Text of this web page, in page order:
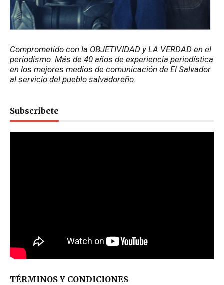
Comprometido con la OBJETIVIDAD y LA VERDAD en el
periodismo. Más de 40 años de experiencia periodística
en los mejores medios de comunicación de El Salvador
al servicio del pueblo salvadoreño.
Subscribete
TÉRMINOS Y CONDICIONES